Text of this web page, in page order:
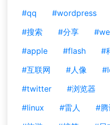
#qq
#wordpress
#搜索
#分享
#apple
#flash #
#互联网
#人像
#twitter
#浏览器
#linux
#雷人 #腾